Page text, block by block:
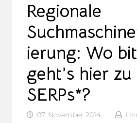
Regionale
ierung: Wo
geht’s hier zu
SERPs*?
07. November 2014